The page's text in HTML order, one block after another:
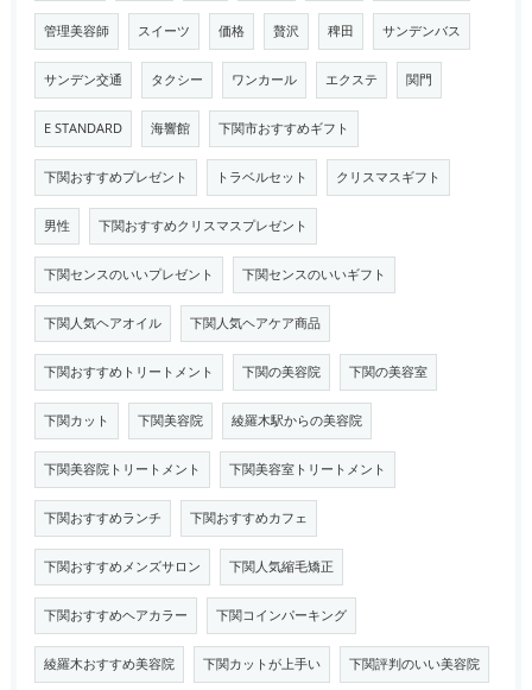
管理美容師 スイーツ 価格 贅沢 稗田 サンデンバス
サンデン交通 タクシー ワンカール エクステ 関門
E STANDARD 海響館 下関市おすすめギフト
下関おすすめプレゼント トラベルセット クリスマスギフト
男性 下関おすすめクリスマスプレゼント
下関センスのいいプレゼント 下関センスのいいギフト
下関人気ヘアオイル 下関人気ヘアケア商品
下関おすすめトリートメント 下関の美容院 下関の美容室
下関カット 下関美容院 綾羅木駅からの美容院
下関美容院トリートメント 下関美容室トリートメント
下関おすすめランチ 下関おすすめカフェ
下関おすすめメンズサロン 下関人気縮毛矯正
下関おすすめヘアカラー 下関コインパーキング
綾羅木おすすめ美容院 下関カットが上手い 下関評判のいい美容院